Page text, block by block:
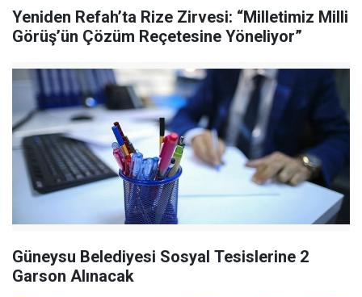
Yeniden Refah’ta Rize Zirvesi: “Milletimiz Milli
Görüş’ün Çözüm Reçetesine Yöneliyor”
Güneysu Belediyesi Sosyal Tesislerine 2
Garson Alınacak